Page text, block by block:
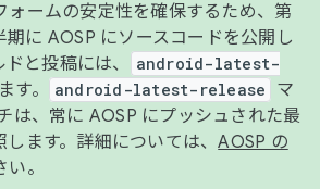
ォームの安定性を確保するため、第
に AOSP にソースコードを公開し
と投稿には、
android-latest-
す。 android-latest-release
マ
は、常に AOSP にプッシュされた最
します。詳細については、AOSP の
。